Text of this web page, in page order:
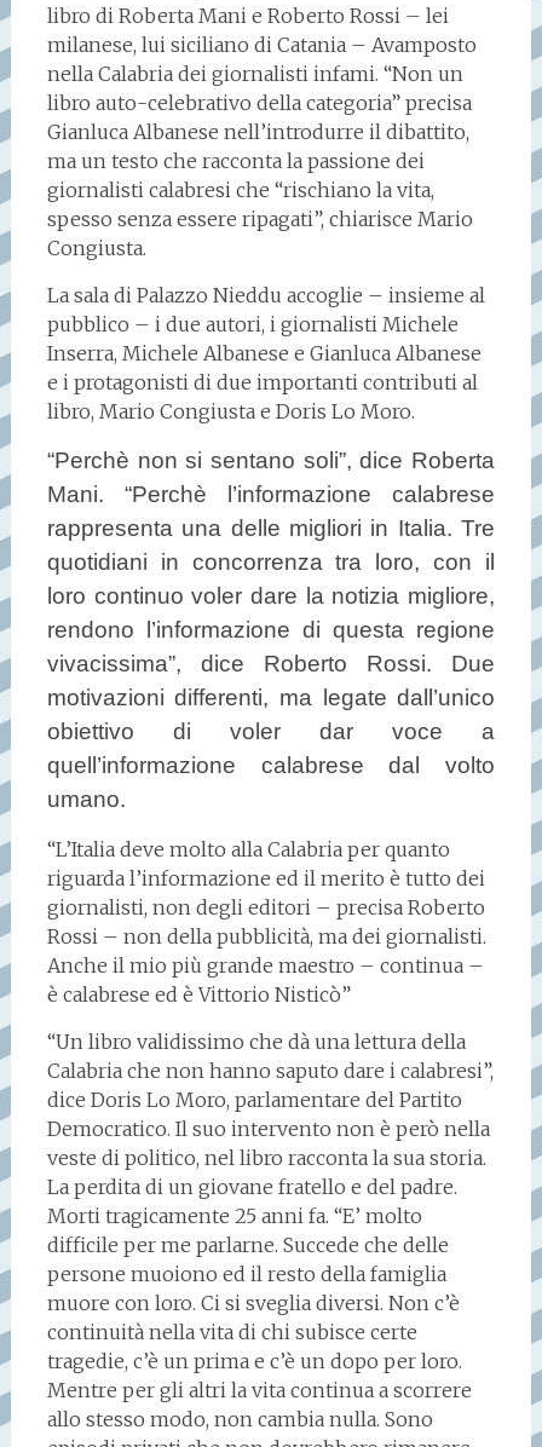
libro di Roberta Mani e Roberto Rossi – lei
milanese, lui siciliano di Catania – Avamposto
nella Calabria dei giornalisti infami. “Non un
libro auto-celebrativo della categoria” precisa
Gianluca Albanese nell’introdurre il dibattito,
ma un testo che racconta la passione dei
giornalisti calabresi che “rischiano la vita,
spesso senza essere ripagati”, chiarisce Mario
Congiusta.
La sala di Palazzo Nieddu accoglie – insieme al
pubblico – i due autori, i giornalisti Michele
Inserra, Michele Albanese e Gianluca Albanese
e i protagonisti di due importanti contributi al
libro, Mario Congiusta e Doris Lo Moro.
“Perchè non si sentano soli”, dice Roberta
Mani. “Perchè l’informazione calabrese
rappresenta una delle migliori in Italia. Tre
quotidiani in concorrenza tra loro, con il
loro continuo voler dare la notizia migliore,
rendono l’informazione di questa regione
vivacissima”, dice Roberto Rossi. Due
motivazioni differenti, ma legate dall’unico
obiettivo di voler dar voce a
quell’informazione calabrese dal volto
umano.
“L’Italia deve molto alla Calabria per quanto
riguarda l’informazione ed il merito è tutto dei
giornalisti, non degli editori – precisa Roberto
Rossi – non della pubblicità, ma dei giornalisti.
Anche il mio più grande maestro – continua –
è calabrese ed è Vittorio Nisticò”
“Un libro validissimo che dà una lettura della
Calabria che non hanno saputo dare i calabresi”,
dice Doris Lo Moro, parlamentare del Partito
Democratico. Il suo intervento non è però nella
veste di politico, nel libro racconta la sua storia.
La perdita di un giovane fratello e del padre.
Morti tragicamente 25 anni fa. “E’ molto
difficile per me parlarne. Succede che delle
persone muoiono ed il resto della famiglia
muore con loro. Ci si sveglia diversi. Non c’è
continuità nella vita di chi subisce certe
tragedie, c’è un prima e c’è un dopo per loro.
Mentre per gli altri la vita continua a scorrere
allo stesso modo, non cambia nulla. Sono